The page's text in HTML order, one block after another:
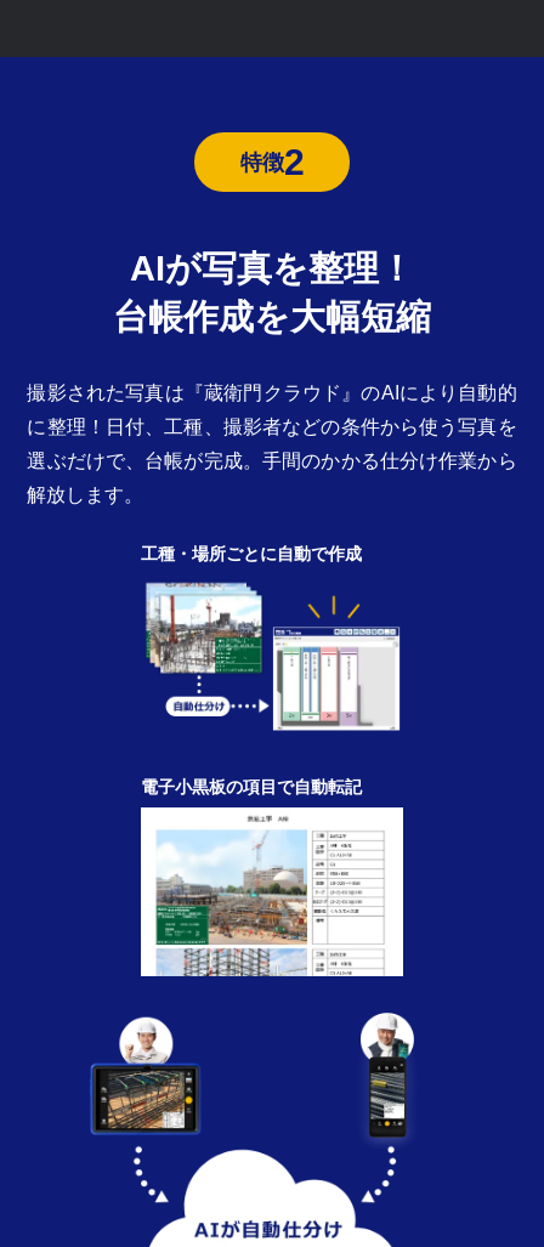
特徴2
AIが写真を整理！
台帳作成を大幅短縮
撮影された写真は『蔵衛門クラウド』のAIにより自動的
に整理！日付、工種、撮影者などの条件から使う写真を
選ぶだけで、台帳が完成。手間のかかる仕分け作業から
解放します。
工種・場所ごとに自動で作成
電子小黒板の項目で自動転記